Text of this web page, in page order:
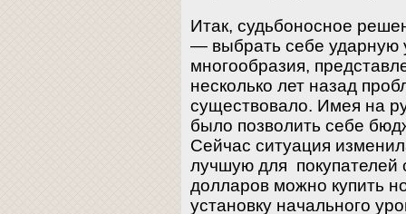
Итак, судьбоносное
— выбрать себе ударную
многообразия,
несколько лет назад
существовало. Имея на
было позволить себе
Сейчас ситуация
лучшую для покупателей
долларов можно купить
установку начального